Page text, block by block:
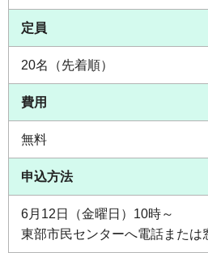
定員
20名（先着順）
費用
無料
申込方法
6月12日（金曜日）10時～
東部市民センターへ電話または